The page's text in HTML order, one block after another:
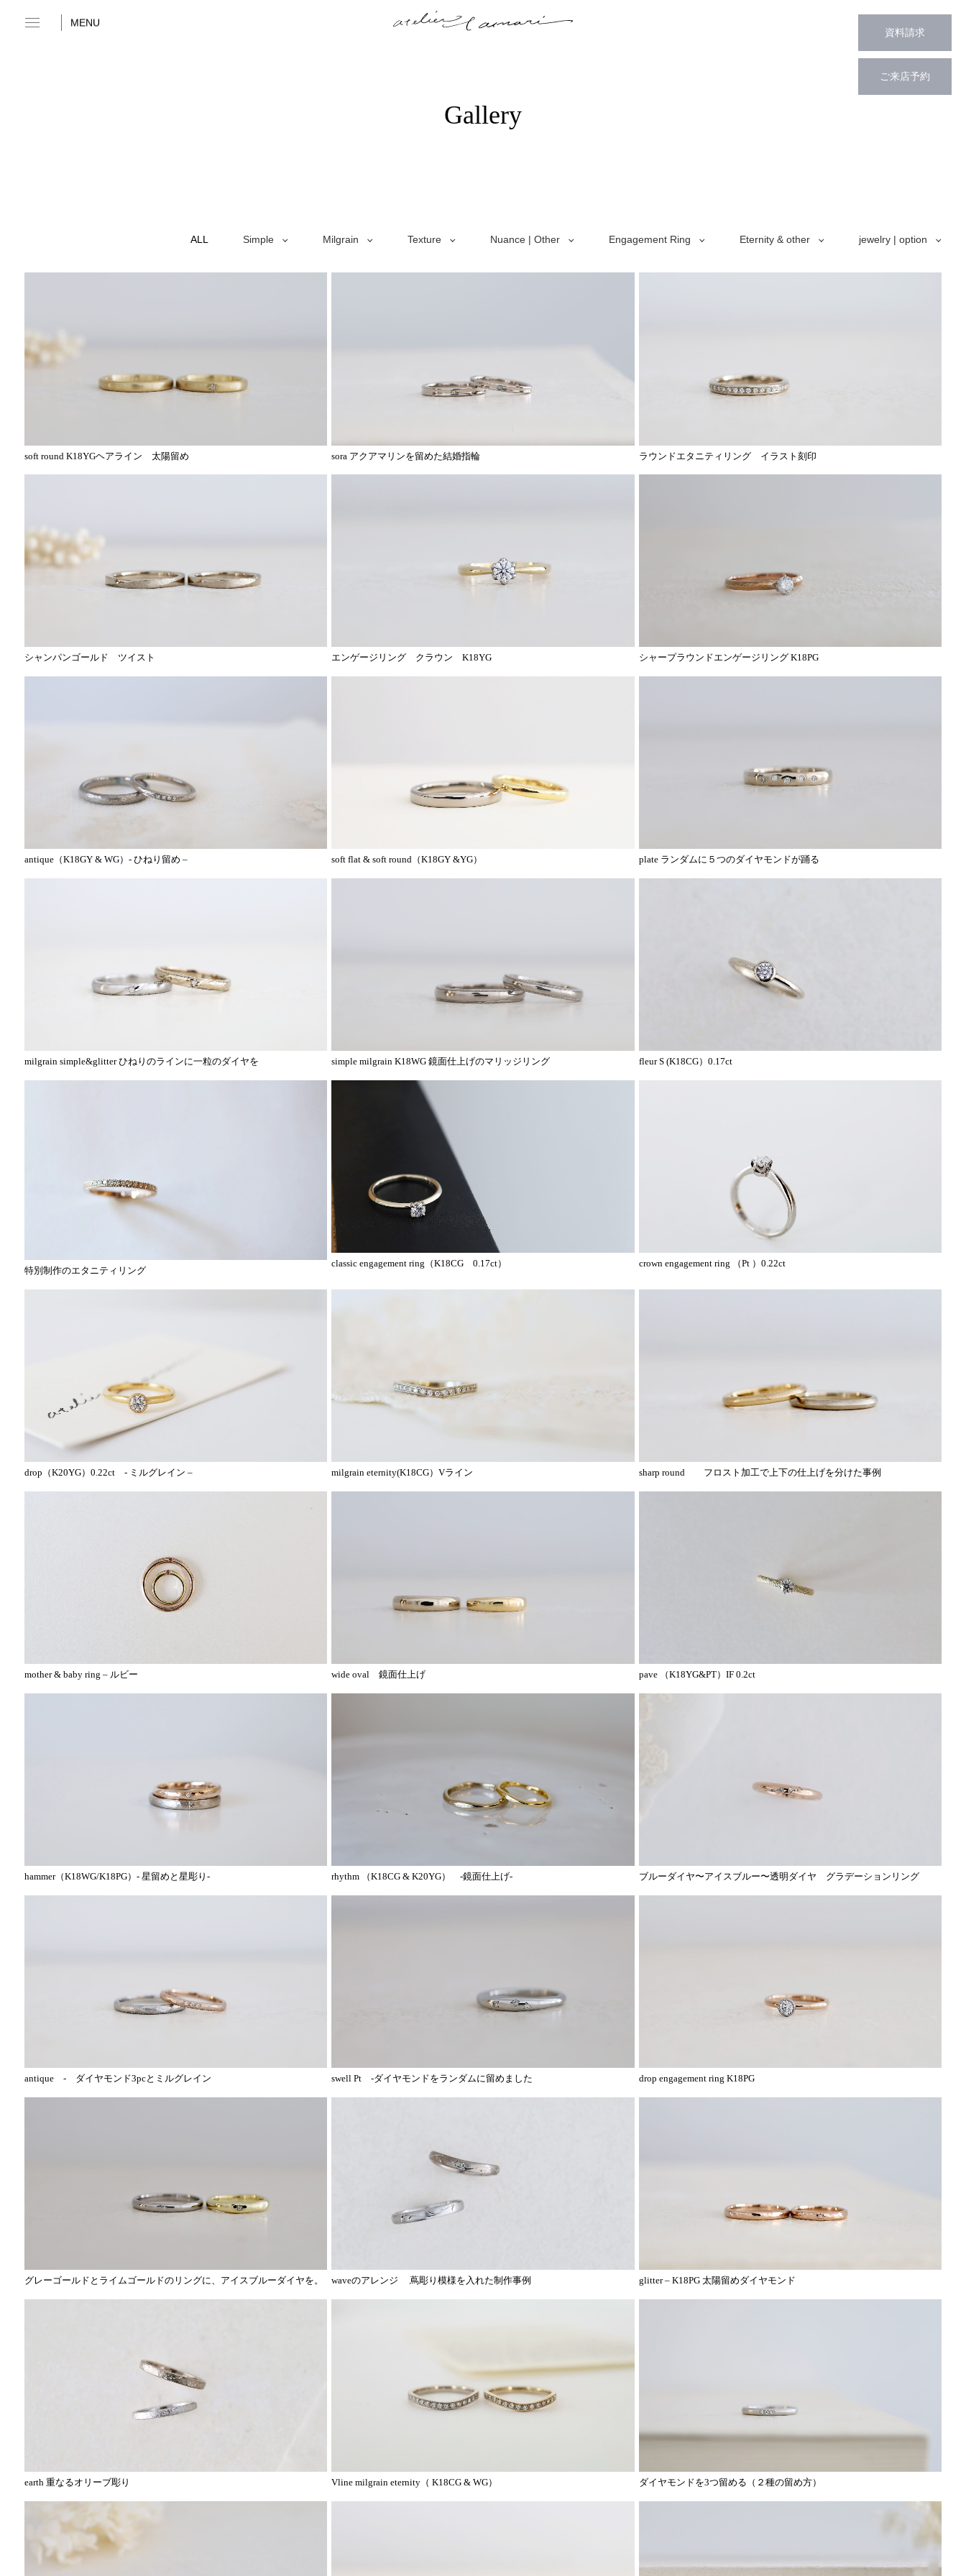
資料請求
ご来店予約
MENU
Gallery
ALL Simple Milgrain Texture Nuance | Other Engagement Ring Eternity & other jewelry | option
soft round K18YGヘアライン 太陽留め sora アクアマリンを留めた結婚指輪 ラウンドエタニティリング イラスト刻印
シャンパンゴールド ツイスト エンゲージリング クラウン K18YG シャープラウンドエンゲージリング K18PG
antique（K18GY & WG）- ひねり留め – soft flat & soft round（K18GY &YG） plate ランダムに５つのダイヤモンドが踊る
milgrain simple&glitter ひねりのラインに一粒のダイヤを simple milgrain K18WG 鏡面仕上げのマリッジリング fleur S (K18CG）0.17ct
特別制作のエタニティリング
classic engagement ring（K18CG 0.17ct） crown engagement ring （Pt ）0.22ct
drop（K20YG）0.22ct - ミルグレイン – milgrain eternity(K18CG）Vライン sharp round フロスト加工で上下の仕上げを分けた事例
mother & baby ring – ルビー wide oval 鏡面仕上げ pave （K18YG&PT）IF 0.2ct
hammer（K18WG/K18PG）- 星留めと星彫り- rhythm （K18CG & K20YG） -鏡面仕上げ- ブルーダイヤ〜アイスブルー〜透明ダイヤ グラデーションリング
antique - ダイヤモンド3pcとミルグレイン swell Pt -ダイヤモンドをランダムに留めました drop engagement ring K18PG
グレーゴールドとライムゴールドのリングに、アイスブルーダイヤを。 waveのアレンジ 蔦彫り模様を入れた制作事例 glitter – K18PG 太陽留めダイヤモンド
earth 重なるオリーブ彫り Vline milgrain eternity（ K18CG & WG） ダイヤモンドを3つ留める（２種の留め方）